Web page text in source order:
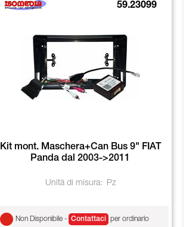
59.23099
Kit mont. Maschera+Can Bus 9" FIAT
Panda dal 2003->2011
Unità di misura: Pz
Non Disponibile - Contattaci per ordinarlo